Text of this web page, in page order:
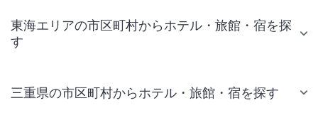
東海エリアの市区町村からホテル・旅館・宿を探
す
三重県の市区町村からホテル・旅館・宿を探す